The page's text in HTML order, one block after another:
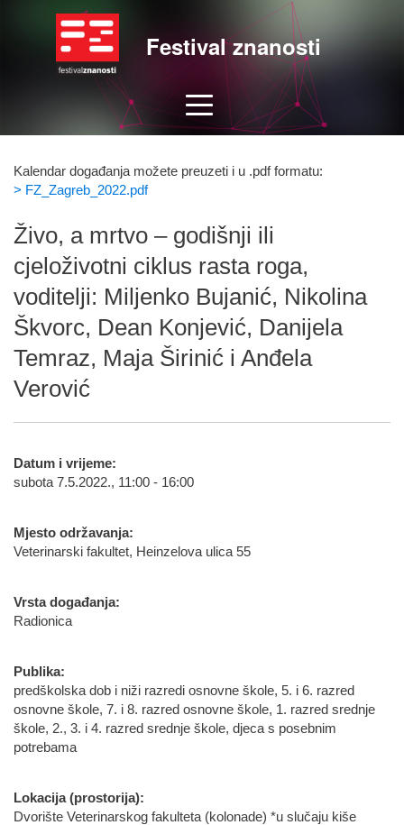
Festival znanosti
Kalendar događanja možete preuzeti i u .pdf formatu:
> FZ_Zagreb_2022.pdf
Živo, a mrtvo – godišnji ili
cjeloživotni ciklus rasta roga,
voditelji: Miljenko Bujanić, Nikolina
Škvorc, Dean Konjević, Danijela
Temraz, Maja Širinić i Anđela
Verović
Datum i vrijeme:
subota 7.5.2022., 11:00 - 16:00
Mjesto održavanja:
Veterinarski fakultet, Heinzelova ulica 55
Vrsta događanja:
Radionica
Publika:
predškolska dob i niži razredi osnovne škole, 5. i 6. razred
osnovne škole, 7. i 8. razred osnovne škole, 1. razred srednje
škole, 2., 3. i 4. razred srednje škole, djeca s posebnim
potrebama
Lokacija (prostorija):
Dvorište Veterinarskog fakulteta (kolonade) *u slučaju kiše